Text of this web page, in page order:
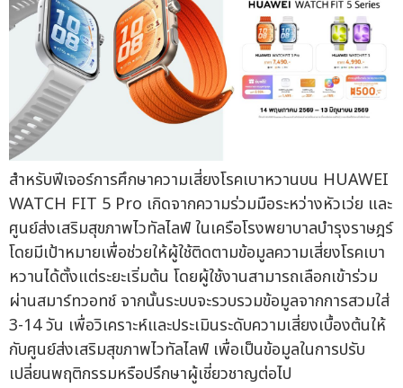
สำหรับฟีเจอร์การศึกษาความเสี่ยงโรคเบาหวานบน HUAWEI
WATCH FIT 5 Pro เกิดจากความร่วมมือระหว่างหัวเว่ย และ
ศูนย์ส่งเสริมสุขภาพไวทัลไลฟ์ ในเครือโรงพยาบาลบำรุงราษฎร์
โดยมีเป้าหมายเพื่อช่วยให้ผู้ใช้ติดตามข้อมูลความเสี่ยงโรคเบา
หวานได้ตั้งแต่ระยะเริ่มต้น โดยผู้ใช้งานสามารถเลือกเข้าร่วม
ผ่านสมาร์ทวอทช์ จากนั้นระบบจะรวบรวมข้อมูลจากการสวมใส่
3-14 วัน เพื่อวิเคราะห์และประเมินระดับความเสี่ยงเบื้องต้นให้
กับศูนย์ส่งเสริมสุขภาพไวทัลไลฟ์ เพื่อเป็นข้อมูลในการปรับ
เปลี่ยนพฤติกรรมหรือปรึกษาผู้เชี่ยวชาญต่อไป